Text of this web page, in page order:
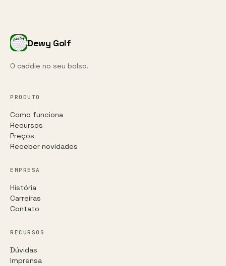
Dewy Golf
O caddie no seu bolso.
PRODUTO
Como funciona
Recursos
Preços
Receber novidades
EMPRESA
História
Carreiras
Contato
RECURSOS
Dúvidas
Imprensa